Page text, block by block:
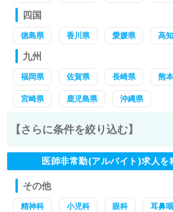
四国
徳島県 香川県 愛媛県 高
九州
福岡県 佐賀県 長崎県 熊
宮崎県 鹿児島県 沖縄県
【さらに条件を絞り込む】
医師非常勤(アルバイト)求人を
その他
精神科 小児科 眼科 耳鼻